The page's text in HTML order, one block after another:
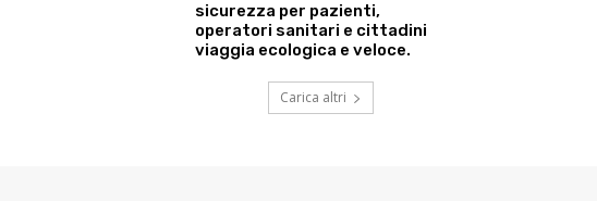
sicurezza per pazienti,
operatori sanitari e cittadini
viaggia ecologica e veloce.
Carica altri